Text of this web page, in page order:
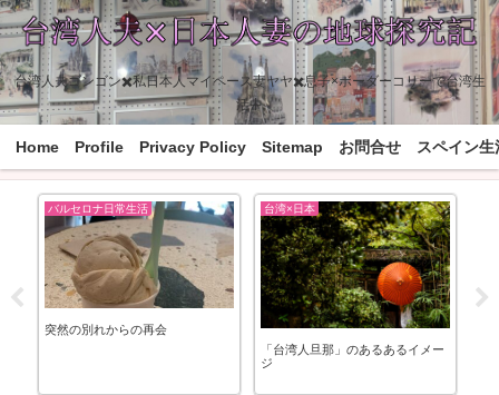
台湾人夫ゴンゴン✖️私日本人マイペース妻ヤヤ✖️息子×ボーダーコリーで台湾生
活中
Home Profile Privacy Policy Sitemap お問合せ スペイン生
バルセロナ日常生活
突然の別れからの再会
台湾×日本
「台湾人旦那」のあるあるイメー
ジ